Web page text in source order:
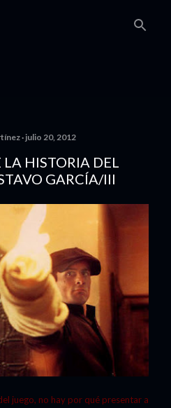
julio 20, 2012
LA HISTORIA DEL
GARCÍA/III
juego, no hay por qué presentar a